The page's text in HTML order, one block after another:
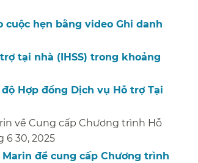
cuộc hẹn bằng video Ghi danh
tại nhà (IHSS) trong khoảng
Hợp đồng Dịch vụ Hỗ trợ Tại
về Cung cấp Chương trình Hỗ
30, 2025​​
để cung cấp Chương trình